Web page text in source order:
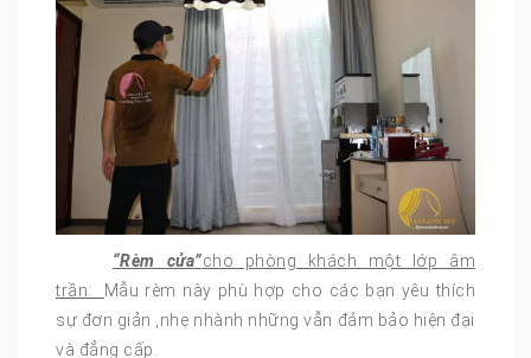
“Rèm cửa”cho phòng khách một lớp âm
trần:
Mẫu rèm này phù hợp cho các bạn yêu thích
sự đơn giản ,nhẹ nhành những vẫn đảm bảo hiện đại
và đẳng cấp.